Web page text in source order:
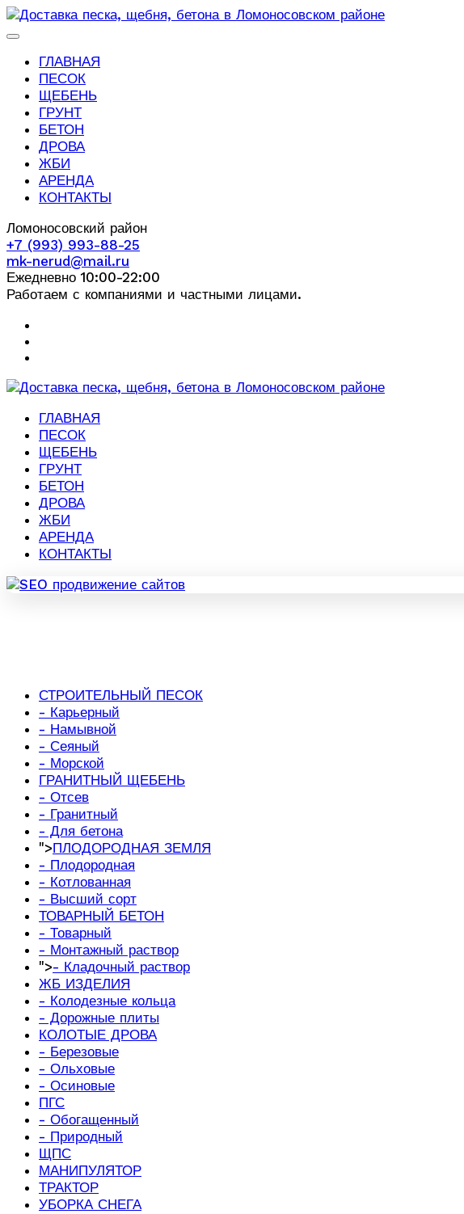
ГЛАВНАЯ
ПЕСОК
ЩЕБЕНЬ
ГРУНТ
БЕТОН
ДРОВА
ЖБИ
АРЕНДА
КОНТАКТЫ
Ломоносовский район
+7 (993) 993-88-25
mk-nerud@mail.ru
Ежедневно 10:00-22:00
Работаем с компаниями и частными лицами.
ГЛАВНАЯ
ПЕСОК
ЩЕБЕНЬ
ГРУНТ
БЕТОН
ДРОВА
ЖБИ
АРЕНДА
КОНТАКТЫ
СТРОИТЕЛЬНЫЙ ПЕСОК
- Карьерный
- Намывной
- Сеяный
- Морской
ГРАНИТНЫЙ ЩЕБЕНЬ
- Отсев
- Гранитный
- Для бетона
">ПЛОДОРОДНАЯ ЗЕМЛЯ
- Плодородная
- Котлованная
- Высший сорт
ТОВАРНЫЙ БЕТОН
- Товарный
- Монтажный раствор
">- Кладочный раствор
ЖБ ИЗДЕЛИЯ
- Колодезные кольца
- Дорожные плиты
КОЛОТЫЕ ДРОВА
- Березовые
- Ольховые
- Осиновые
ПГС
- Обогащенный
- Природный
ЩПС
МАНИПУЛЯТОР
ТРАКТОР
УБОРКА СНЕГА